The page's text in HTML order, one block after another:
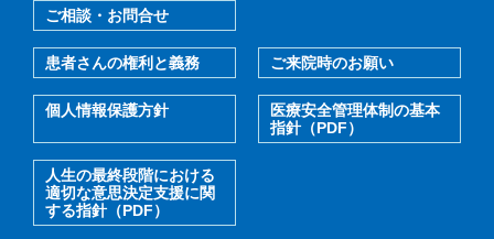
ご相談・お問合せ
患者さんの権利と義務 ご来院時のお願い
個人情報保護方針
医療安全管理体制の基本
指針（PDF）
人生の最終段階における
適切な意思決定支援に関
する指針（PDF）